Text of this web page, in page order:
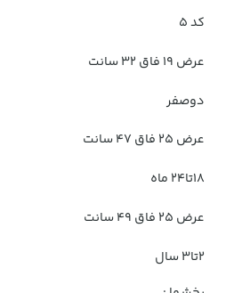
کد 5
عرض 19 فاق 32 سانت
دوصفر
عرض 25 فاق 47 سانت
18تا24 ماه
عرض 25 فاق 49 سانت
2تا3 سال